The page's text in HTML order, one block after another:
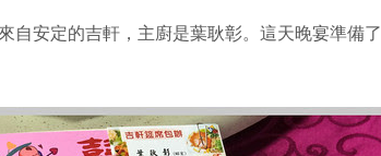
自安定的吉軒，主廚是葉耿彰。這天晚宴準備了